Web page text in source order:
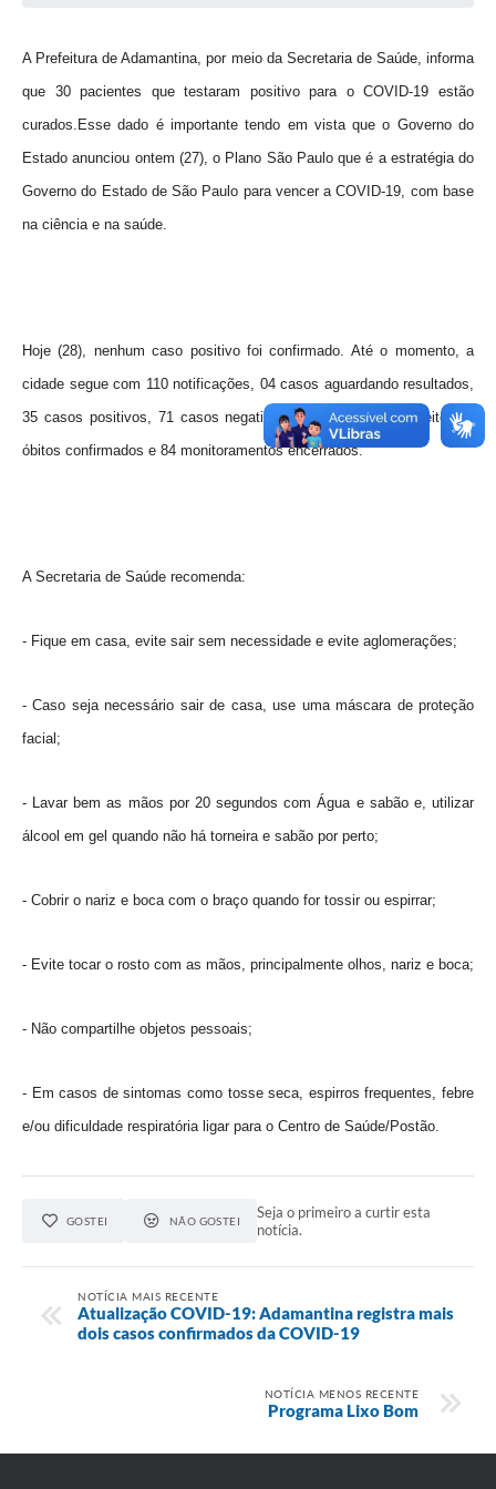
LGPD
SOLICITAÇÕES PRESENCIAIS (SIC-FÍSICO)
Expediente
Contas Públicas
Editais
A Prefeitura de Adamantina, por meio da Secretaria de Saúde, informa
que 30 pacientes que testaram positivo para o COVID-19 estão
curados. Esse dado é importante tendo em vista que o Governo do
Estado anunciou ontem (27), o Plano São Paulo que é a estratégia do
Governo do Estado de São Paulo para vencer a COVID-19, com base
na ciência e na saúde.
Hoje (28), nenhum caso positivo foi confirmado. Até o momento, a
cidade segue com 110 notificações, 04 casos aguardando resultados,
35 casos positivos, 71 casos negativos, nenhum óbito suspeito, 03
óbitos confirmados e 84 monitoramentos encerrados.
A Secretaria de Saúde recomenda:
- Fique em casa, evite sair sem necessidade e evite aglomerações;
- Caso seja necessário sair de casa, use uma máscara de proteção
facial;
- Lavar bem as mãos por 20 segundos com Água e sabão e, utilizar
álcool em gel quando não há torneira e sabão por perto;
- Cobrir o nariz e boca com o braço quando for tossir ou espirrar;
- Evite tocar o rosto com as mãos, principalmente olhos, nariz e boca;
- Não compartilhe objetos pessoais;
- Em casos de sintomas como tosse seca, espirros frequentes, febre
e/ou dificuldade respiratória ligar para o Centro de Saúde/Postão.
GOSTEI NÃO GOSTEI
Seja o primeiro a curtir esta
notícia.
NOTÍCIA MAIS RECENTE
Atualização COVID-19: Adamantina registra mais
dois casos confirmados da COVID-19
NOTÍCIA MENOS RECENTE
Programa Lixo Bom